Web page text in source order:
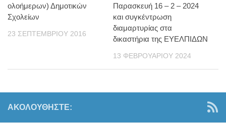
ολοήμερων) Δημοτικών
Σχολείων
23 ΣΕΠΤΕΜΒΡΊΟΥ 2016
Παρασκευή 16 – 2 – 2024
και συγκέντρωση
διαμαρτυρίας στα
δικαστήρια της ΕΥΕΛΠΙΔΩΝ
13 ΦΕΒΡΟΥΑΡΊΟΥ 2024
ΑΚΟΛΟΥΘΉΣΤΕ: